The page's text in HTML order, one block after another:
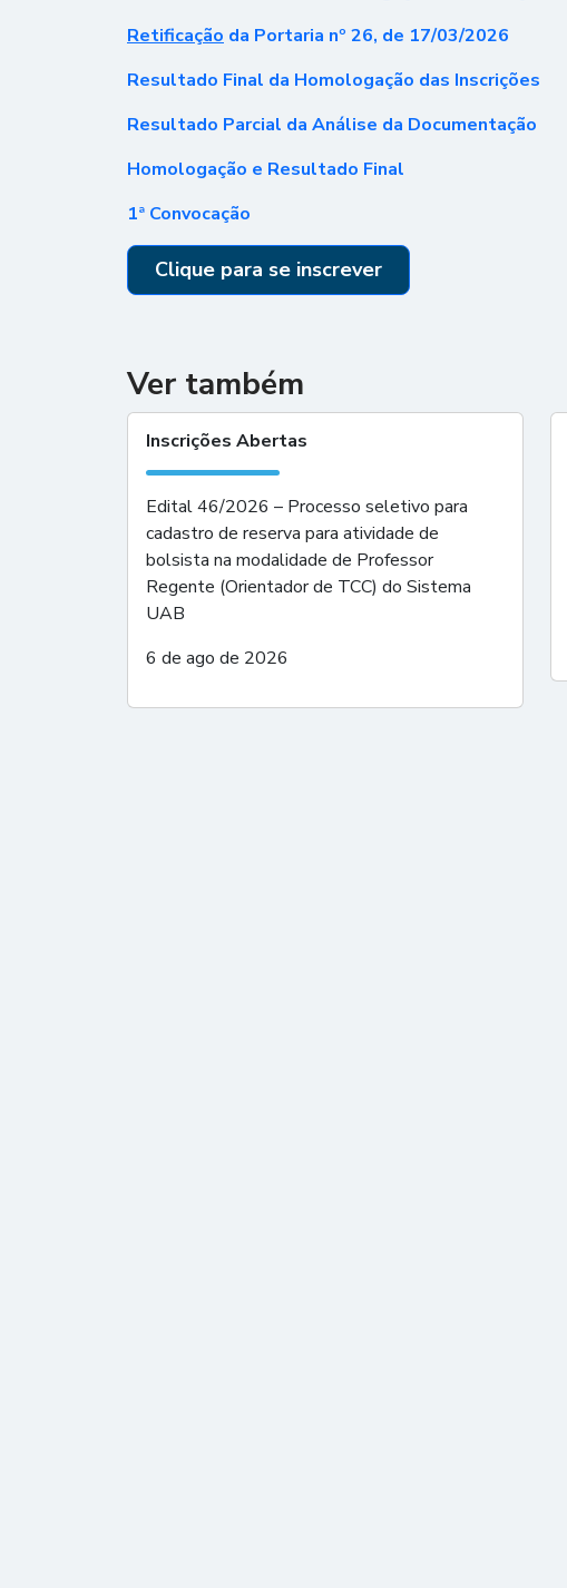
Retificação da Portaria nº 26, de 17/03/2026
Resultado Final da Homologação das Inscrições
Resultado Parcial da Análise da Documentação
Homologação e Resultado Final
1ª Convocação
Clique para se inscrever
Ver também
Inscrições Abertas
Edital 46/2026 – Processo seletivo para
cadastro de reserva para atividade de
bolsista na modalidade de Professor
Regente (Orientador de TCC) do Sistema
UAB
6 de ago de 2026